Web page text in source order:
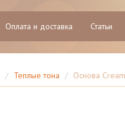
Оплата и доставка Статьи
Теплые тона Основа